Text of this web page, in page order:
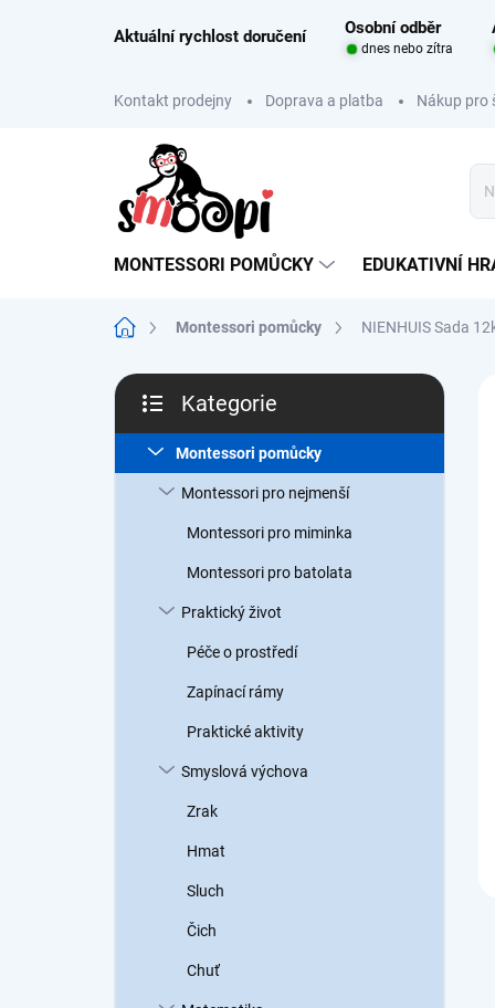
Aktuální rychlost doručení Osobní odběr
dnes nebo zítra
Kontakt prodejny Doprava a platba Nákup pro
MONTESSORI POMŮCKY EDUKATIVNÍ
Domů Montessori pomůcky NIENHUIS Sada
P
s
r
kategorie
Kategorie
Montessori pomůcky
Montessori pro nejmenší
Montessori pro miminka
Montessori pro batolata
Praktický život
Péče o prostředí
Zapínací rámy
Praktické aktivity
Smyslová výchova
Zrak
Hmat
Sluch
Čich
Chuť